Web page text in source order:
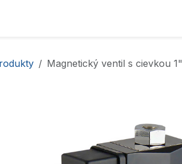
Magnetický ventil s cievkou 1"